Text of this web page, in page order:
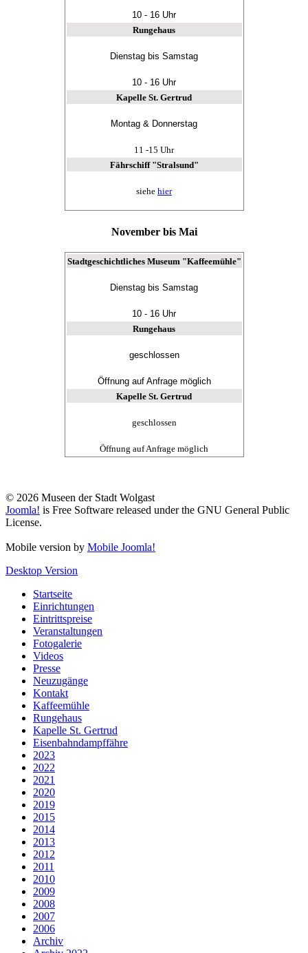
10 - 16 Uhr
Rungehaus
Dienstag bis Samstag
10 - 16 Uhr
Kapelle St. Gertrud
Montag & Donnerstag
11 -15 Uhr
Fährschiff "Stralsund"
siehe hier
November bis Mai
Stadtgeschichtliches Museum "Kaffeemühle"
Dienstag bis Samstag
10 - 16 Uhr
Rungehaus
geschlossen
Öffnung auf Anfrage möglich
Kapelle St. Gertrud
geschlossen
Öffnung auf Anfrage möglich
© 2026 Museen der Stadt Wolgast
Joomla! is Free Software released under the GNU General Public
License.
Mobile version by Mobile Joomla!
Desktop Version
Startseite
Einrichtungen
Eintrittspreise
Veranstaltungen
Fotogalerie
Videos
Presse
Neuzugänge
Kontakt
Kaffeemühle
Rungehaus
Kapelle St. Gertrud
Eisenbahndampffähre
2023
2022
2021
2020
2019
2015
2014
2013
2012
2011
2010
2009
2008
2007
2006
Archiv